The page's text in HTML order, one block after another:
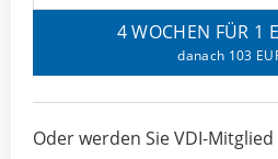
4 WOCHEN FÜR 1
danach 103
Oder werden Sie VDI-